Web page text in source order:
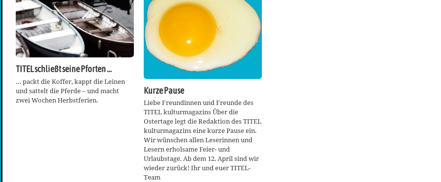
TITEL schließt seine Pforten …
… packt die Koffer, kappt die Leinen
und sattelt die Pferde – und macht
zwei Wochen Herbstferien.
Kurze Pause
Liebe Freundinnen und Freunde des
TITEL kulturmagazins Über die
Ostertage legt die Redaktion des TITEL
kulturmagazins eine kurze Pause ein.
Wir wünschen allen Leserinnen und
Lesern erholsame Feier- und
Urlaubstage. Ab dem 12. April sind wir
wieder zurück! Ihr und euer TITEL-
Team